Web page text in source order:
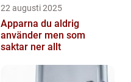
22 augusti 2025
Apparna du aldrig
använder men som
saktar ner allt